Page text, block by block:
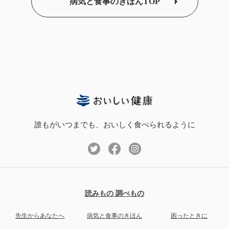
誰もがいつまでも、おいしく食べられるように
読みもの 調べもの
先生からあなたへ 病気と食事のきほん 困ったときに